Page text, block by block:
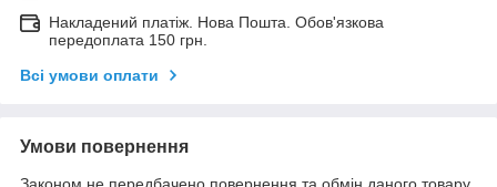
Накладений платіж. Нова Пошта. Обов'язкова
передоплата 150 грн.
Всі умови оплати
Умови повернення
Законом не передбачено повернення та обмін даного товару